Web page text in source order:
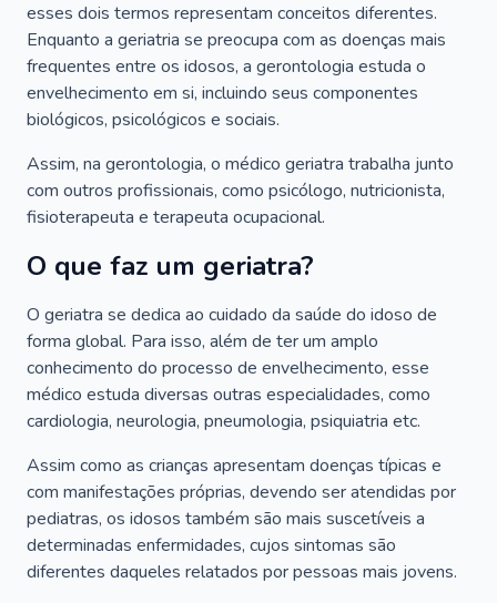
esses dois termos representam conceitos diferentes.
Enquanto a geriatria se preocupa com as doenças mais
frequentes entre os idosos, a gerontologia estuda o
envelhecimento em si, incluindo seus componentes
biológicos, psicológicos e sociais.
Assim, na gerontologia, o médico geriatra trabalha junto
com outros profissionais, como psicólogo, nutricionista,
fisioterapeuta e terapeuta ocupacional.
O que faz um geriatra?
O geriatra se dedica ao cuidado da saúde do idoso de
forma global. Para isso, além de ter um amplo
conhecimento do processo de envelhecimento, esse
médico estuda diversas outras especialidades, como
cardiologia, neurologia, pneumologia, psiquiatria etc.
Assim como as crianças apresentam doenças típicas e
com manifestações próprias, devendo ser atendidas por
pediatras, os idosos também são mais suscetíveis a
determinadas enfermidades, cujos sintomas são
diferentes daqueles relatados por pessoas mais jovens.